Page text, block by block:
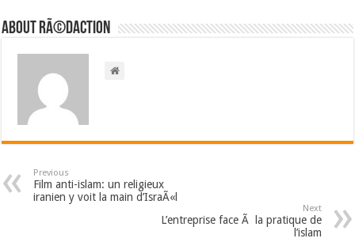
About RÃ©daction
Previous
Film anti-islam: un religieux
iranien y voit la main d’IsraÃ«l
Next
L’entreprise face Ã la pratique de
l’islam